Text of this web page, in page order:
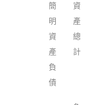
簡
明
資
產
負
債
資
產
總
計